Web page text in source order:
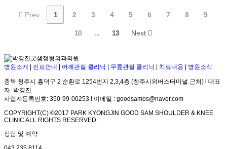
Prev 1 2 3 4 5 6 7 8 9
10 ... 13 Next
병원소개 진료안내 어깨관절 클리닉 무릎관절 클리닉 치료내용 병원소식
충북 청주시 흥덕구 2 순환로 1254번지 2,3,4층 (청주시외버스터미널 근처) l 대표
자: 박경진
사업자등록번호: 350-99-00253 l 이메일 : goodsamos@naver.com
COPYRIGHT(C) ©2017 PARK KYONGJIN GOOD SAM SHOULDER & KNEE
CLINIC ALL RIGHTS RESERVED.
상담 및 예약